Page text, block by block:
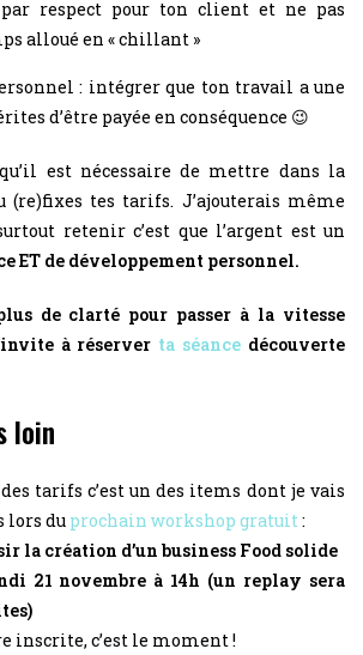
respect pour ton client et ne pas
alloué en « chillant »
: intégrer que ton travail a une
d’être payée en conséquence 😉
est nécessaire de mettre dans la
(re)fixes tes tarifs. J’ajouterais même
retenir c’est que l’argent est un
ET de développement personnel.
de clarté pour passer à la vitesse
à réserver ta séance découverte
loin
tarifs c’est un des items dont je vais
lors du prochain workshop gratuit :
la création d’un business Food solide
21 novembre à 14h (un replay sera
inscrite, c’est le moment !